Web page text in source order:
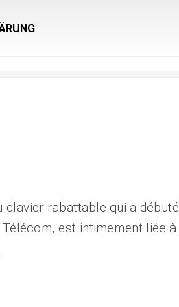
clavier rabattable qui a débuté
est intimement liée à